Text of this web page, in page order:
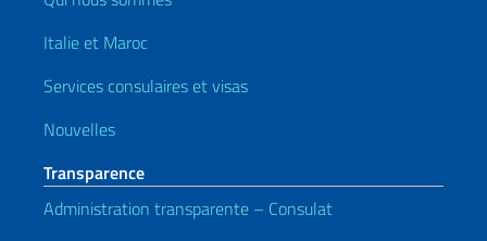
Italie et Maroc
Services consulaires et visas
Nouvelles
Transparence
Administration transparente – Consulat